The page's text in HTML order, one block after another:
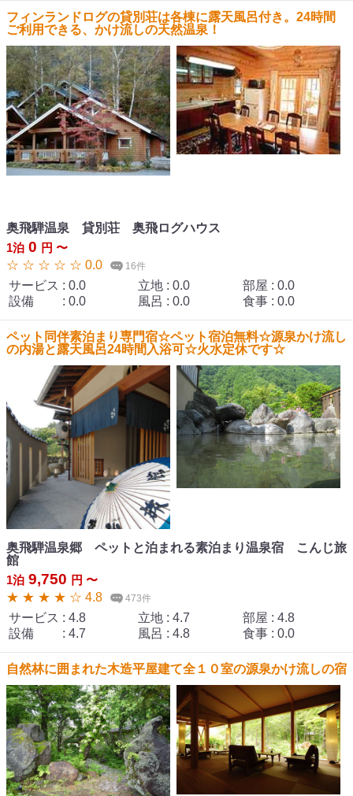
フィンランドログの貸別荘は各棟に露天風呂付き。24時間
ご利用できる、かけ流しの天然温泉！
奥飛騨温泉 貸別荘 奥飛ログハウス
1泊 0 円 〜
☆ ☆ ☆ ☆ ☆ 0.0
16件
サービス : 0.0 立地 : 0.0 部屋 : 0.0
設備
: 0.0 風呂 : 0.0 食事 : 0.0
ペット同伴素泊まり専門宿☆ペット宿泊無料☆源泉かけ流し
の内湯と露天風呂24時間入浴可☆火水定休です☆
奥飛騨温泉郷 ペットと泊まれる素泊まり温泉宿 こんじ旅
館
1泊 9,750 円 〜
★ ★ ★ ★ ☆ 4.8
473件
サービス : 4.8 立地 : 4.7 部屋 : 4.8
設備
: 4.7 風呂 : 4.8 食事 : 0.0
自然林に囲まれた木造平屋建て全１０室の源泉かけ流しの宿